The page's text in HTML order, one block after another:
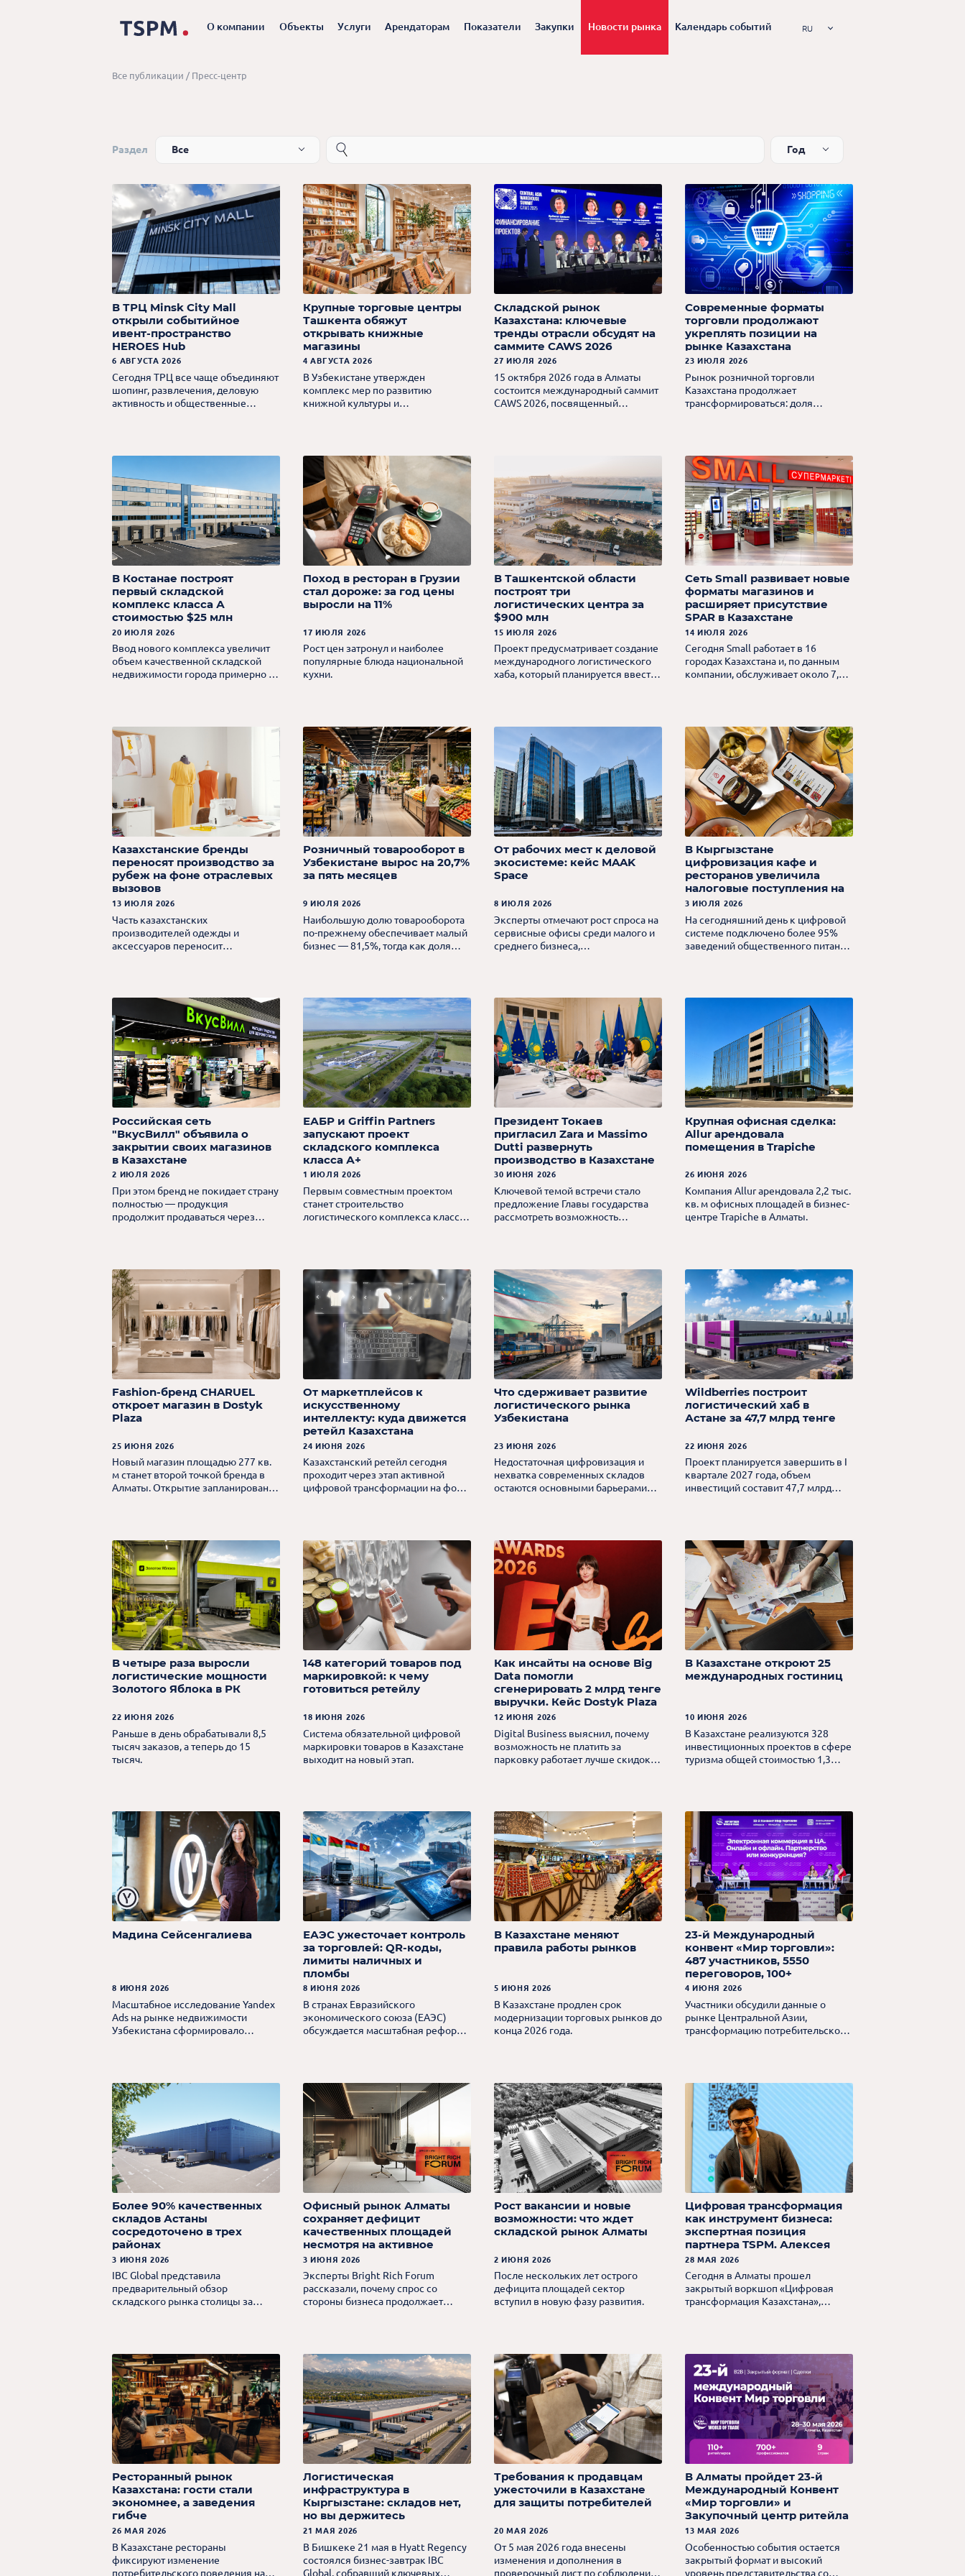
О компании Объекты Услуги Арендаторам Показатели Закупки Новости рынка Календарь событий RU
Все публикации / Пресс-центр
Раздел Все Год
В ТРЦ Minsk City Mall
открыли событийное
ивент-пространство
HEROES Hub
6 АВГУСТА 2026
Сегодня ТРЦ все чаще объединяют
шопинг, развлечения, деловую
активность и общественные
Крупные торговые центры
Ташкента обяжут
открывать книжные
магазины
4 АВГУСТА 2026
В Узбекистане утвержден
комплекс мер по развитию
книжной культуры и
Складской рынок
Казахстана: ключевые
тренды отрасли обсудят на
саммите CAWS 2026
27 ИЮЛЯ 2026
15 октября 2026 года в Алматы
состоится международный саммит
CAWS 2026, посвященный
Современные форматы
торговли продолжают
укреплять позиции на
рынке Казахстана
23 ИЮЛЯ 2026
Рынок розничной торговли
Казахстана продолжает
трансформироваться: доля
постепенно сокращает свое
присутствие.
В Костанае построят
первый складской
комплекс класса А
стоимостью $25 млн
20 ИЮЛЯ 2026
Ввод нового комплекса увеличит
объем качественной складской
недвижимости города примерно в
Поход в ресторан в Грузии
стал дороже: за год цены
выросли на 11%
17 ИЮЛЯ 2026
Рост цен затронул и наиболее
популярные блюда национальной
кухни.
В Ташкентской области
построят три
логистических центра за
$900 млн
15 ИЮЛЯ 2026
Проект предусматривает создание
международного логистического
хаба, который планируется ввести
Сеть Small развивает новые
форматы магазинов и
расширяет присутствие
SPAR в Казахстане
14 ИЮЛЯ 2026
Сегодня Small работает в 16
городах Казахстана и, по данным
компании, обслуживает около 7,5
Казахстанские бренды
переносят производство за
рубеж на фоне отраслевых
вызовов
13 ИЮЛЯ 2026
Часть казахстанских
производителей одежды и
аксессуаров переносит
Казахстане.
Розничный товарооборот в
Узбекистане вырос на 20,7%
за пять месяцев
9 ИЮЛЯ 2026
Наибольшую долю товарооборота
по-прежнему обеспечивает малый
бизнес — 81,5%, тогда как доля
От рабочих мест к деловой
экосистеме: кейс MAAK
Space
8 ИЮЛЯ 2026
Эксперты отмечают рост спроса на
сервисные офисы среди малого и
среднего бизнеса,
В Кыргызстане
цифровизация кафе и
ресторанов увеличила
налоговые поступления на
60%
3 ИЮЛЯ 2026
На сегодняшний день к цифровой
системе подключено более 95%
заведений общественного питания
Российская сеть
"ВкусВилл" объявила о
закрытии своих магазинов
в Казахстане
2 ИЮЛЯ 2026
При этом бренд не покидает страну
полностью — продукция
продолжит продаваться через
ЕАБР и Griffin Partners
запускают проект
складского комплекса
класса А+
1 ИЮЛЯ 2026
Первым совместным проектом
станет строительство
логистического комплекса класса
Президент Токаев
пригласил Zara и Massimo
Dutti развернуть
производство в Казахстане
30 ИЮНЯ 2026
Ключевой темой встречи стало
предложение Главы государства
рассмотреть возможность
Крупная офисная сделка:
Allur арендовала
помещения в Trapiche
26 ИЮНЯ 2026
Компания Allur арендовала 2,2 тыс.
кв. м офисных площадей в бизнес-
центре Trapiche в Алматы.
Fashion-бренд CHARUEL
откроет магазин в Dostyk
Plaza
25 ИЮНЯ 2026
Новый магазин площадью 277 кв.
м станет второй точкой бренда в
Алматы. Открытие запланировано
От маркетплейсов к
искусственному
интеллекту: куда движется
ретейл Казахстана
24 ИЮНЯ 2026
Казахстанский ретейл сегодня
проходит через этап активной
цифровой трансформации на фоне
Что сдерживает развитие
логистического рынка
Узбекистана
23 ИЮНЯ 2026
Недостаточная цифровизация и
нехватка современных складов
остаются основными барьерами
Wildberries построит
логистический хаб в
Астане за 47,7 млрд тенге
22 ИЮНЯ 2026
Проект планируется завершить в I
квартале 2027 года, объем
инвестиций составит 47,7 млрд
В четыре раза выросли
логистические мощности
Золотого Яблока в РК
22 ИЮНЯ 2026
Раньше в день обрабатывали 8,5
тысяч заказов, а теперь до 15
тысяч.
148 категорий товаров под
маркировкой: к чему
готовиться ретейлу
18 ИЮНЯ 2026
Система обязательной цифровой
маркировки товаров в Казахстане
выходит на новый этап.
Как инсайты на основе Big
Data помогли
сгенерировать 2 млрд тенге
выручки. Кейс Dostyk Plaza
12 ИЮНЯ 2026
Digital Business выяснил, почему
возможность не платить за
парковку работает лучше скидок,
главное.
В Казахстане откроют 25
международных гостиниц
10 ИЮНЯ 2026
В Казахстане реализуются 328
инвестиционных проектов в сфере
туризма общей стоимостью 1,3
Мадина Сейсенгалиева
8 ИЮНЯ 2026
Масштабное исследование Yandex
Ads на рынке недвижимости
Узбекистана сформировало
ЕАЭС ужесточает контроль
за торговлей: QR-коды,
лимиты наличных и
пломбы
8 ИЮНЯ 2026
В странах Евразийского
экономического союза (ЕАЭС)
обсуждается масштабная реформа
торговли.
В Казахстане меняют
правила работы рынков
5 ИЮНЯ 2026
В Казахстане продлен срок
модернизации торговых рынков до
конца 2026 года.
23-й Международный
конвент «Мир торговли»:
487 участников, 5550
переговоров, 100+
потенциальных сделок
4 ИЮНЯ 2026
Участники обсудили данные о
рынке Центральной Азии,
трансформацию потребительского
инструментов.
Более 90% качественных
складов Астаны
сосредоточено в трех
районах
3 ИЮНЯ 2026
IBC Global представила
предварительный обзор
складского рынка столицы за
Офисный рынок Алматы
сохраняет дефицит
качественных площадей
несмотря на активное
строительство
3 ИЮНЯ 2026
Эксперты Bright Rich Forum
рассказали, почему спрос со
стороны бизнеса продолжает
Рост вакансии и новые
возможности: что ждет
складской рынок Алматы
2 ИЮНЯ 2026
После нескольких лет острого
дефицита площадей сектор
вступил в новую фазу развития.
Цифровая трансформация
как инструмент бизнеса:
экспертная позиция
партнера TSPM. Алексея
Хегай
28 МАЯ 2026
Сегодня в Алматы прошел
закрытый воркшоп «Цифровая
трансформация Казахстана»,
пленарной дискуссии о
цифровизации бизнеса и
коммерческой недвижимости.
Ресторанный рынок
Казахстана: гости стали
экономнее, а заведения
гибче
26 МАЯ 2026
В Казахстане рестораны
фиксируют изменение
потребительского поведения на
Логистическая
инфраструктура в
Кыргызстане: складов нет,
но вы держитесь
21 МАЯ 2026
В Бишкеке 21 мая в Hyatt Regency
состоялся бизнес-завтрак IBC
Global, собравший ключевых
Требования к продавцам
ужесточили в Казахстане
для защиты потребителей
20 МАЯ 2026
От 5 мая 2026 года внесены
изменения и дополнения в
проверочный лист по соблюдению
В Алматы пройдет 23-й
Международный Конвент
«Мир торговли» и
Закупочный центр ритейла
Евразии
13 МАЯ 2026
Особенностью события остается
закрытый формат и высокий
уровень представительства со